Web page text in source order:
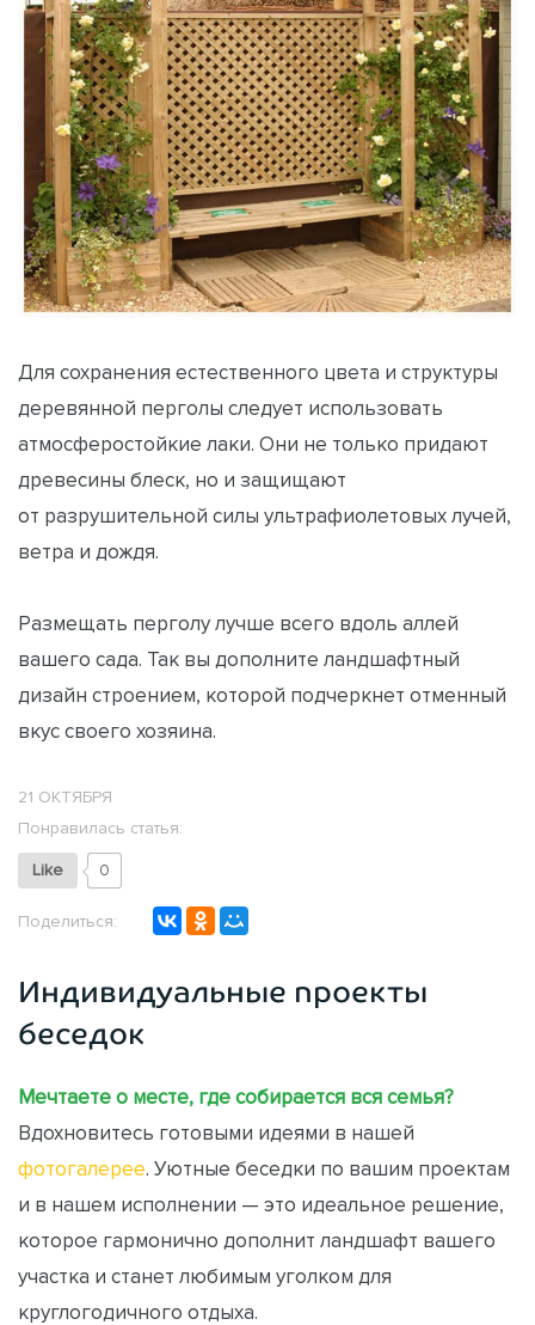
Для сохранения естественного цвета и структуры
деревянной перголы следует использовать
атмосферостойкие лаки. Они не только придают
древесины блеск, но и защищают
от разрушительной силы ультрафиолетовых лучей,
ветра и дождя.
Размещать перголу лучше всего вдоль аллей
вашего сада. Так вы дополните ландшафтный
дизайн строением, которой подчеркнет отменный
вкус своего хозяина.
21 ОКТЯБРЯ
Понравилась статья:
Like 0
Поделиться:
Индивидуальные проекты
беседок
Мечтаете о месте, где собирается вся семья?
Вдохновитесь готовыми идеями в нашей
фотогалерее. Уютные беседки по вашим проектам
и в нашем исполнении — это идеальное решение,
которое гармонично дополнит ландшафт вашего
участка и станет любимым уголком для
круглогодичного отдыха.